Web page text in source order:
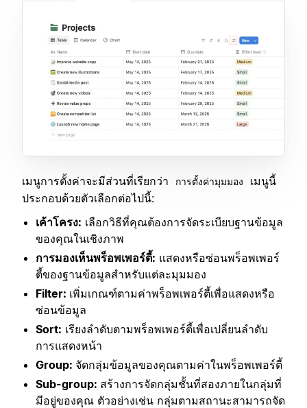
เมนูการตั้งค่าจะมีส่วนที่เรียกว่า การตั้งค่ามุมมอง
เมนูนี้
ประกอบด้วยตัวเลือกต่อไปนี้:
เค้าโครง: เลือกวิธีที่คุณต้องการจัดระเบียบฐานข้อมูล
ของคุณในเชิงภาพ
การมองเห็นพร็อพเพอร์ตี้: แสดงหรือซ่อนพร็อพเพอร์
ตี้ของฐานข้อมูลสำหรับแต่ละมุมมอง
Filter: เพิ่มเกณฑ์ตามค่าพร็อพเพอร์ตี้เพื่อแสดงหรือ
ซ่อนข้อมูล
Sort: เรียงลำดับตามพร็อพเพอร์ตี้เพื่อเปลี่ยนลำดับ
การแสดงหน้า
Group: จัดกลุ่มข้อมูลของคุณตามค่าในพร็อพเพอร์ตี้
Sub-group: สร้างการจัดกลุ่มชั้นที่สองภายในกลุ่มที่
มีอยู่ของคุณ ตัวอย่างเช่น กลุ่มตามสถานะสามารถจัด